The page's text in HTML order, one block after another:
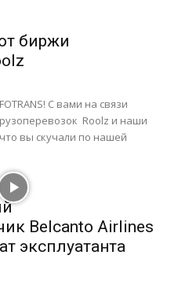
биржи
С вами на связи
Roolz и наши
вы скучали по нашей
Belcanto Airlines
эксплуатанта